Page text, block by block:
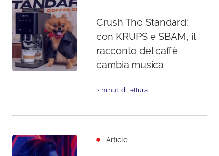
Crush The Standard:
con KRUPS e SBAM, il
racconto del caffè
cambia musica
2 minuti di lettura
Article